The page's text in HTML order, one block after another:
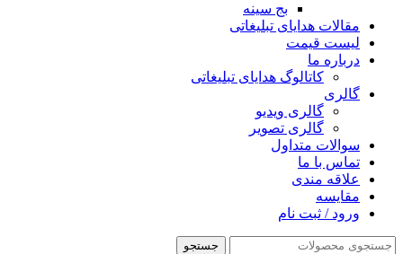
بج سینه
مقالات هدایای تبلیغاتی
لیست قیمت
درباره ما
کاتالوگ هدایای تبلیغاتی
گالری
گالری ویدیو
گالری تصویر
سوالات متداول
تماس با ما
علاقه مندی
مقايسه
ورود / ثبت نام
جستجو